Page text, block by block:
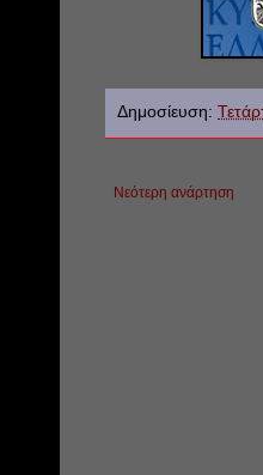
Δημοσίευση:
Νεότερη ανάρτηση